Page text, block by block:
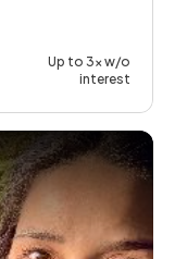
Up to 3x w/o
interest